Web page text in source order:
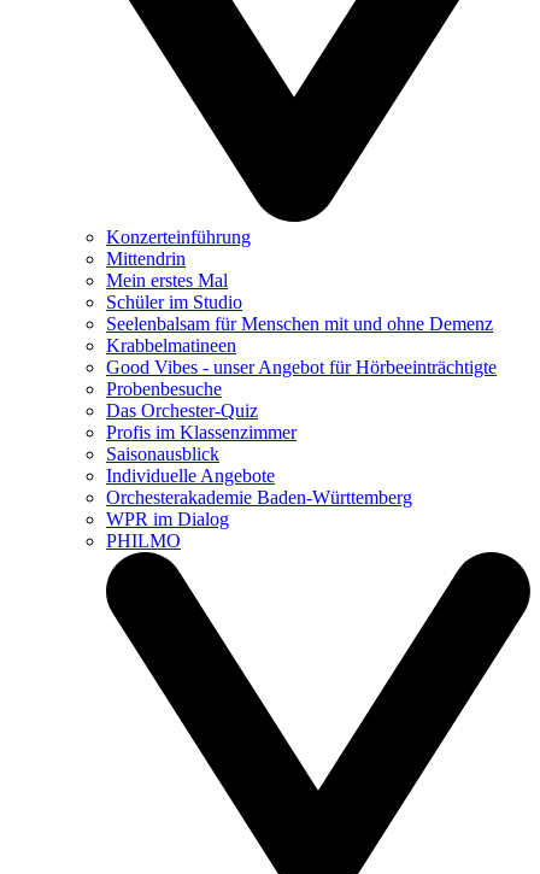
Konzerteinführung
Mittendrin
Mein erstes Mal
Schüler im Studio
Seelenbalsam für Menschen mit und ohne Demenz
Krabbelmatineen
Good Vibes - unser Angebot für Hörbeeinträchtigte
Probenbesuche
Das Orchester-Quiz
Profis im Klassenzimmer
Saisonausblick
Individuelle Angebote
Orchesterakademie Baden-Württemberg
WPR im Dialog
PHILMO